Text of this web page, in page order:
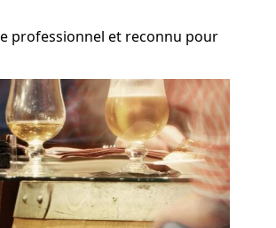
professionnel et reconnu pour